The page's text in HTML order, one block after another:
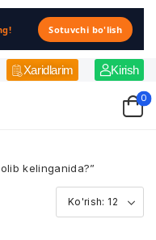
Sotuvchi bo'lish
Xaridlarim Kirish
0
kelinganida?”